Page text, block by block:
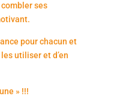
ses
pour chacun et
utiliser et d’en
» !!!